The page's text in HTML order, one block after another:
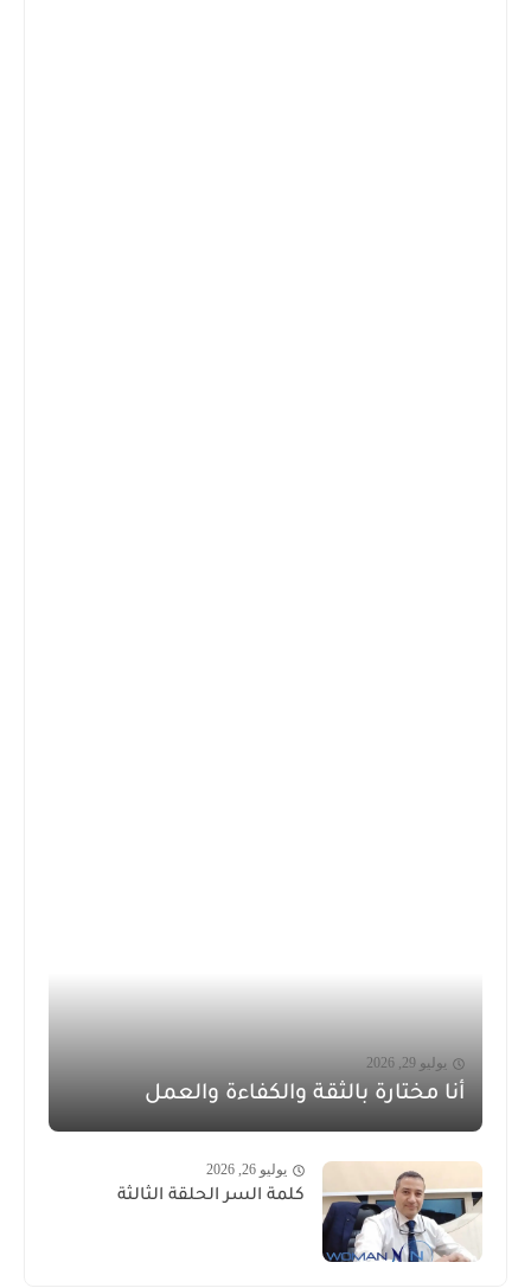
يوليو 29, 2026
أنا مختارة بالثقة والكفاءة والعمل
يوليو 26, 2026
كلمة السر الحلقة الثالثة